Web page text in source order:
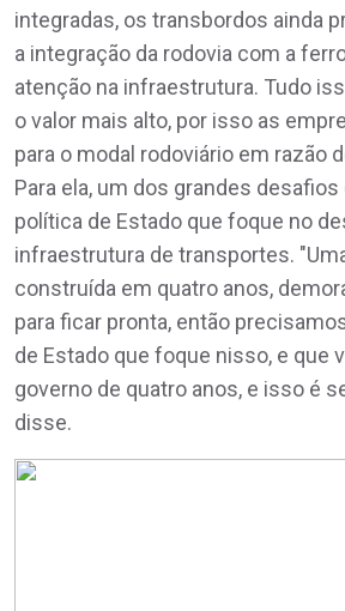
integradas, os transbordos ainda
a integração da rodovia com a
atenção na infraestrutura. Tudo
o valor mais alto, por isso as
para o modal rodoviário em razão
Para ela, um dos grandes
política de Estado que foque no
infraestrutura de transportes.
construída em quatro anos,
para ficar pronta, então
de Estado que foque nisso, e que
governo de quatro anos, e isso é
disse.